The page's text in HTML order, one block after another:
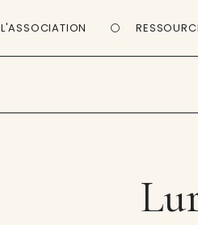
L'ASSOCIATION